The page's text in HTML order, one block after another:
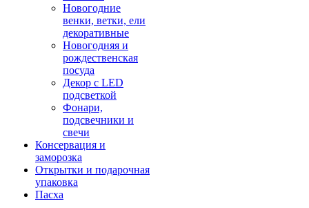
Новогодние
венки, ветки, ели
декоративные
Новогодняя и
рождественская
посуда
Декор с LED
подсветкой
Фонари,
подсвечники и
свечи
Консервация и
заморозка
Открытки и подарочная
упаковка
Пасха